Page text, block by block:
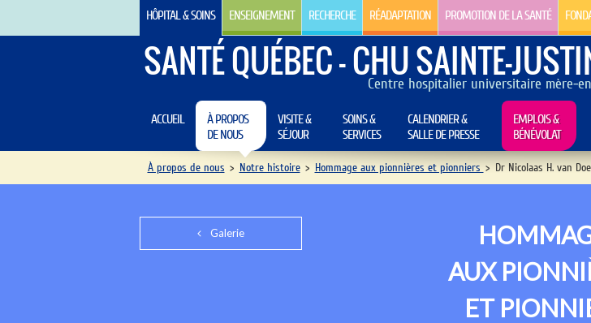
HÔPITAL & SOINS ENSEIGNEMENT RECHERCHE RÉADAPTATION PROMOTION DE LA SANTÉ
SANTÉ QUÉBEC - CHU SAINTE-
Centre hospitalier universitaire mère-
ACCUEIL
À PROPOS
DE NOUS
VISITE &
SÉJOUR
SOINS &
SERVICES
CALENDRIER &
SALLE DE PRESSE
EMPLOIS &
BÉNÉVOLAT
À propos de nous > Notre histoire > Hommage aux pionnières et pionniers > Dr Nicolaas H. van
Galerie
AUX
ET